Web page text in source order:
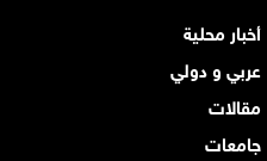
أخبار محلية
عربي و دولي
مقالات
جامعات